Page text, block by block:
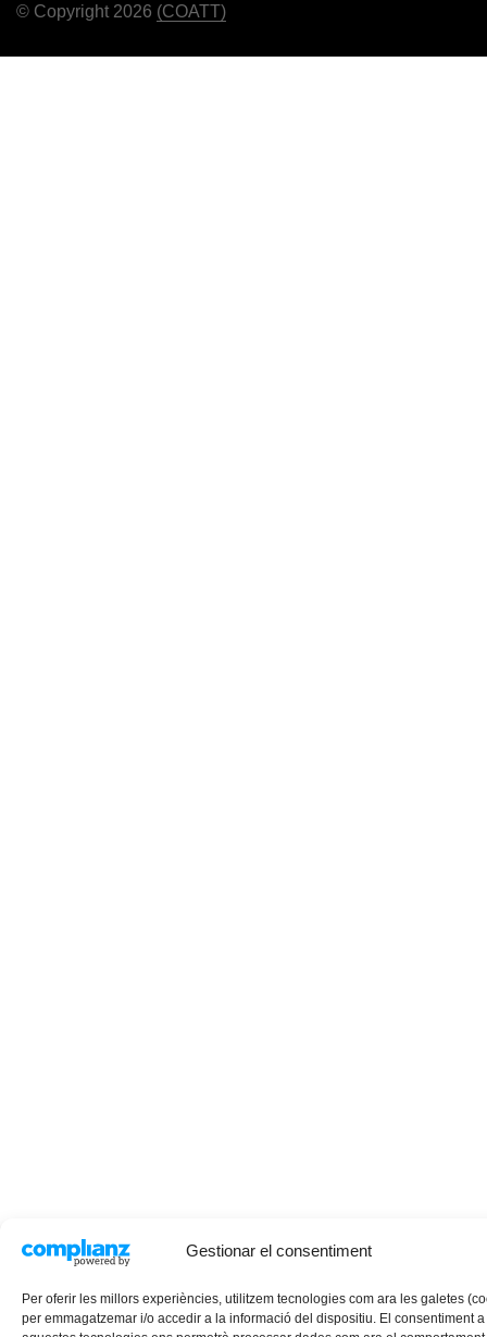
Gestionar el consentiment
Per oferir les millors experiències, utilitzem tecnologies com ara les galetes
per emmagatzemar i/o accedir a la informació del dispositiu. El consentiment a
© Copyright 2026 (COATT)